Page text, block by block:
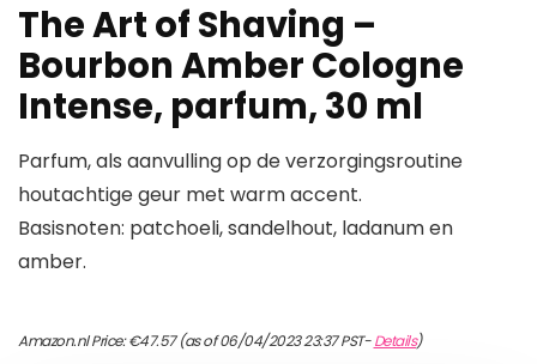
The Art of Shaving –
Bourbon Amber Cologne
Intense, parfum, 30 ml
Parfum, als aanvulling op de verzorgingsroutine
houtachtige geur met warm accent.
Basisnoten: patchoeli, sandelhout, ladanum en
amber.
Amazon.nl Price:€47.57(as of 06/04/2023 23:37 PST-Details)